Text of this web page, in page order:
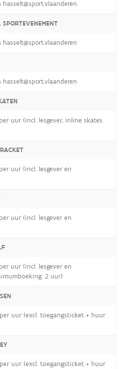
SPORTEVENEMENT
uur (incl. lesgever, inline skates
uur (incl. lesgever en
uur (incl. lesgever en
uur (incl. lesgever en
2 uur)
uur (excl. toegangsticket + huur
uur (excl. toegangsticket + huur